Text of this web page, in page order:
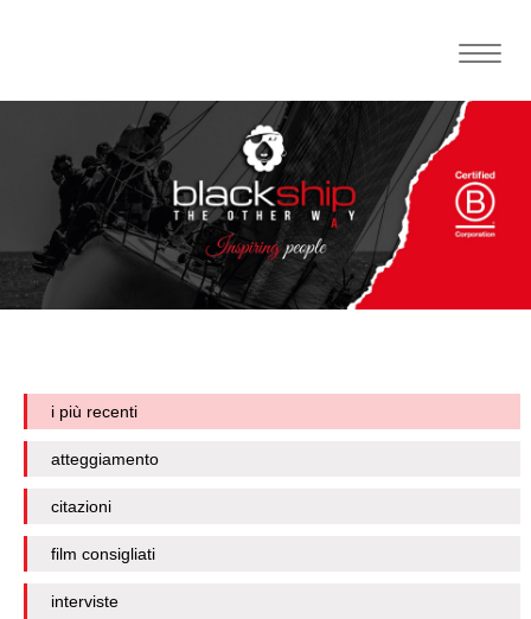
Toggle
i più recenti
atteggiamento
citazioni
film consigliati
interviste